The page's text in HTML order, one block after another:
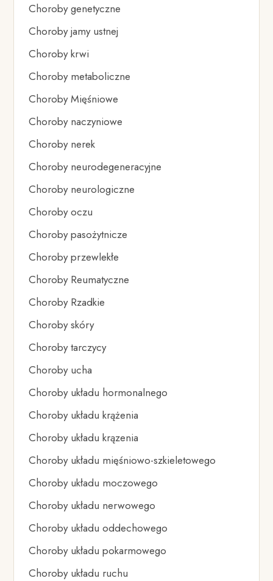
Choroby genetyczne
Choroby jamy ustnej
Choroby krwi
Choroby metaboliczne
Choroby Mięśniowe
Choroby naczyniowe
Choroby nerek
Choroby neurodegeneracyjne
Choroby neurologiczne
Choroby oczu
Choroby pasożytnicze
Choroby przewlekłe
Choroby Reumatyczne
Choroby Rzadkie
Choroby skóry
Choroby tarczycy
Choroby ucha
Choroby układu hormonalnego
Choroby układu krążenia
Choroby układu krązenia
Choroby układu mięśniowo-szkieletowego
Choroby układu moczowego
Choroby układu nerwowego
Choroby układu oddechowego
Choroby układu pokarmowego
Choroby układu ruchu